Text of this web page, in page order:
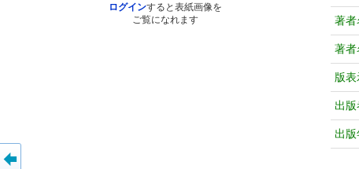
ログインすると表紙画像を
ご覧になれます
著者
著者
版表
出版
出版